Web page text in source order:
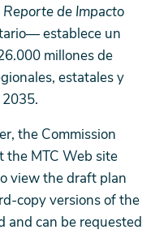
de Impacto
establece un
millones de
estatales y
the Commission
the MTC Web site
view the draft plan
copy versions of the
and can be requested